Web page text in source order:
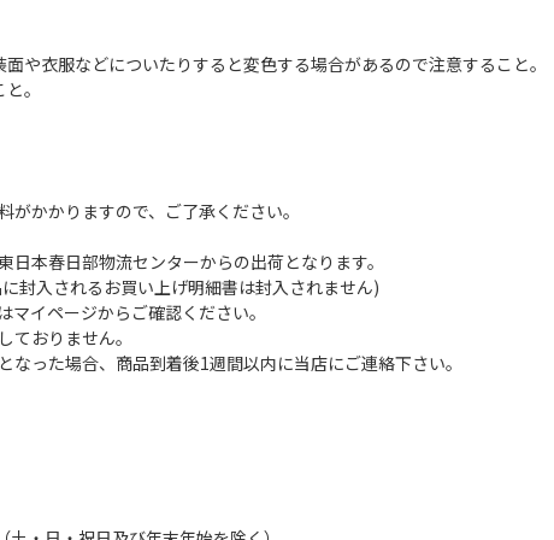
や衣服などについたりすると変色する場合があるので注意すること。
。
かかりますので、ご了承ください。
本春日部物流センターからの出荷となります。
封入されるお買い上げ明細書は封入されません)
イページからご確認ください。
おりません。
った場合、商品到着後1週間以内に当店にご連絡下さい。